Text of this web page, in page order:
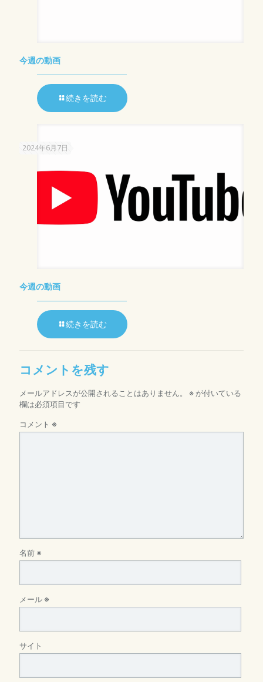
今週の動画
続きを読む
2024年6月7日
今週の動画
続きを読む
コメントを残す
メールアドレスが公開されることはありません。 ※ が付いている
欄は必須項目です
コメント ※
名前 ※
メール ※
サイト